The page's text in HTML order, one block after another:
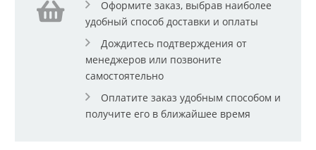
Оформите заказ, выбрав наиболее
удобный способ доставки и оплаты
Дождитесь подтверждения от
менеджеров или позвоните
самостоятельно
Оплатите заказ удобным способом и
получите его в ближайшее время